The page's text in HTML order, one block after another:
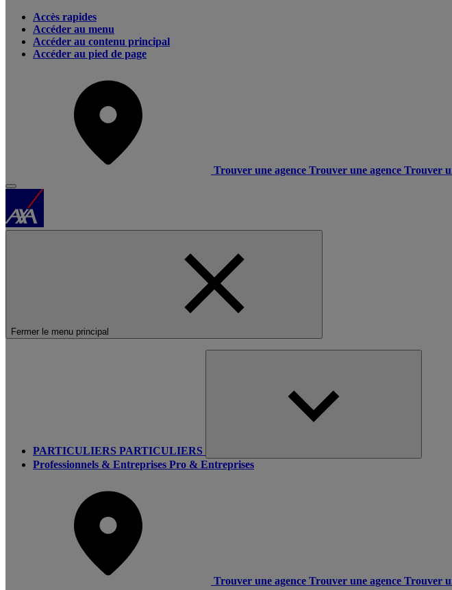
Accès rapides
Accéder au menu
Accéder au contenu principal
Accéder au pied de page
Trouver une agence Trouver une agence Trouver
Fermer le menu principal
PARTICULIERS PARTICULIERS
Professionnels & Entreprises Pro & Entreprises
Trouver une agence Trouver une agence Trouver